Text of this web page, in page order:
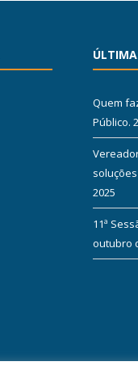
Quem
Público.
2025
11ª
outubro